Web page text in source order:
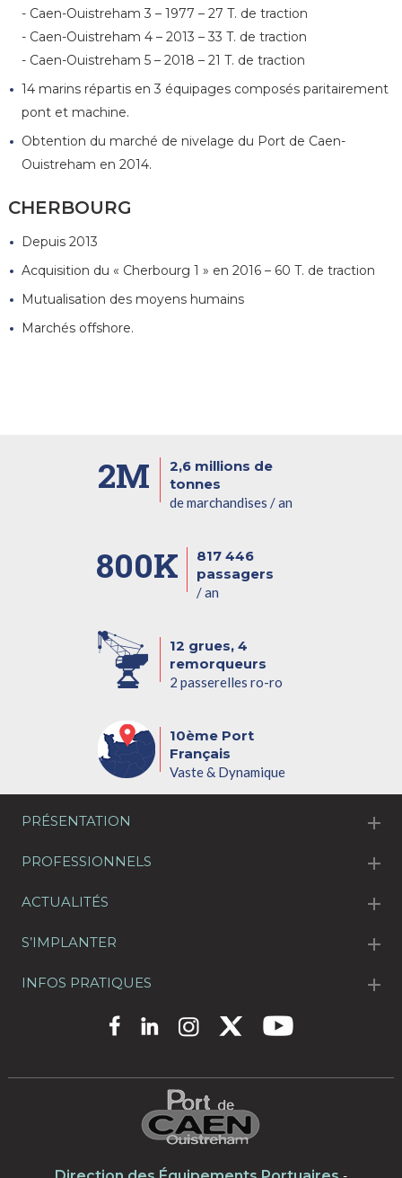
- Caen-Ouistreham 3 – 1977 – 27 T. de traction
- Caen-Ouistreham 4 – 2013 – 33 T. de traction
- Caen-Ouistreham 5 – 2018 – 21 T. de traction
14 marins répartis en 3 équipages composés paritairement
pont et machine.
Obtention du marché de nivelage du Port de Caen-
Ouistreham en 2014.
CHERBOURG
Depuis 2013
Acquisition du « Cherbourg 1 » en 2016 – 60 T. de traction
Mutualisation des moyens humains
Marchés offshore.
2M
2,6 millions de
tonnes
de marchandises / an
800K
817 446
passagers
/ an
12 grues, 4
remorqueurs
2 passerelles ro-ro
10ème Port
Français
Vaste & Dynamique
PRÉSENTATION
PROFESSIONNELS
ACTUALITÉS
S’IMPLANTER
INFOS PRATIQUES